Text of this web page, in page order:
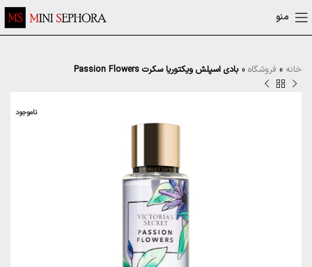
منو
خانه » فروشگاه » بادی اسپلش ویکتوریا سکرت Passion Flowers
ناموجود